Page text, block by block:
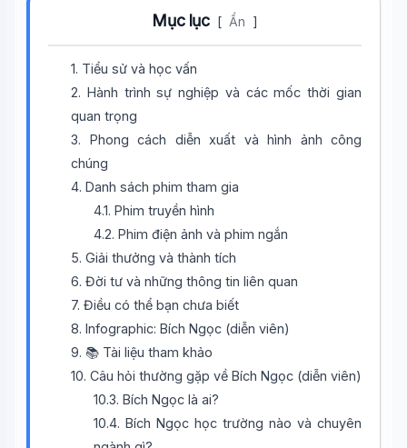
Mục lục [ Ẩn ]
1. Tiểu sử và học vấn
2. Hành trình sự nghiệp và các mốc thời gian
quan trọng
3. Phong cách diễn xuất và hình ảnh công
chúng
4. Danh sách phim tham gia
4.1. Phim truyền hình
4.2. Phim điện ảnh và phim ngắn
5. Giải thưởng và thành tích
6. Đời tư và những thông tin liên quan
7. Điều có thể bạn chưa biết
8. Infographic: Bích Ngọc (diễn viên)
9. 📚 Tài liệu tham khảo
10. Câu hỏi thường gặp về Bích Ngọc (diễn viên)
10.3. Bích Ngọc là ai?
10.4. Bích Ngọc học trường nào và chuyên